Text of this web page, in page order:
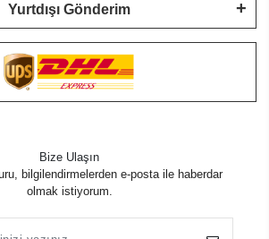
Yurtdışı Gönderim
Bize Ulaşın
bilgilendirmelerden e-posta ile haberdar
olmak istiyorum.